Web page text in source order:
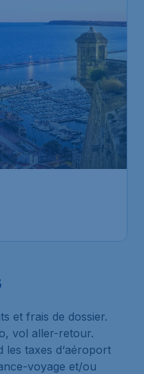
et frais de dossier.
vol aller-retour.
taxes d‘aéroport
voyage et/ou